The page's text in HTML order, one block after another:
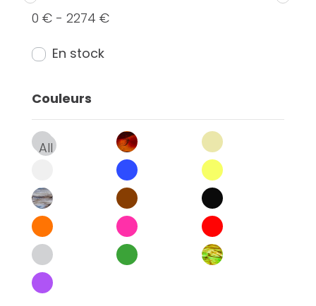
0 €- 2274 €
En stock
Couleurs
All ambre
beige
bleu
jaune
marmoreen
marron
noir
orange
rose
rouge
transparent
vert
vert-
violet